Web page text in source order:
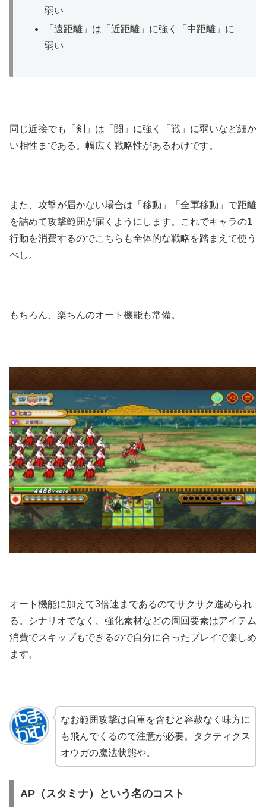
弱い
「遠距離」は「近距離」に強く「中距離」に
弱い
同じ近接でも「剣」は「闘」に強く「戦」に弱いなど細か
い相性まである。幅広く戦略性があるわけです。
また、攻撃が届かない場合は「移動」「全軍移動」で距離
を詰めて攻撃範囲が届くようにします。これでキャラの1
行動を消費するのでこちらも全体的な戦略を踏まえて使う
べし。
もちろん、楽ちんのオート機能も常備。
オート機能に加えて3倍速まであるのでサクサク進められ
る。シナリオでなく、強化素材などの周回要素はアイテム
消費でスキップもできるので自分に合ったプレイで楽しめ
ます。
なお範囲攻撃は自軍を含むと容赦なく味方に
も飛んでくるので注意が必要。タクティクス
オウガの魔法状態や。
AP（スタミナ）という名のコスト